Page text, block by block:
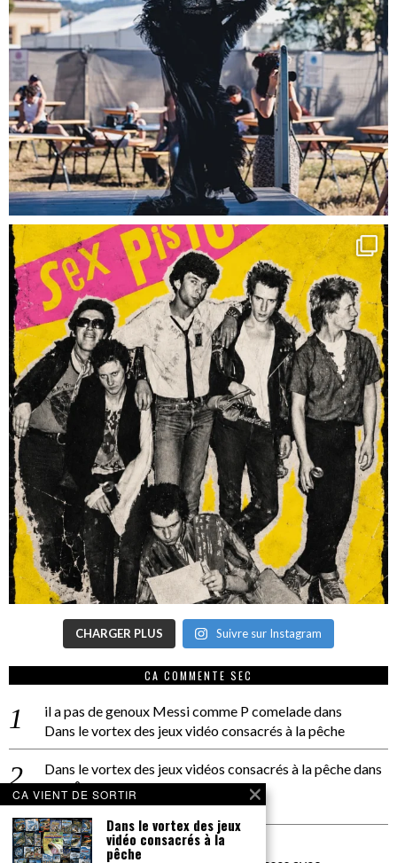
CHARGER PLUS Suivre sur Instagram
CA COMMENTE SEC
il a pas de genoux Messi comme P comeladedans
Dans le vortex des jeux vidéo consacrés à la pêche
Dans le vortex des jeux vidéos consacrés à la pêchedans
PACÔME THIELLEMENT
La séance d’Hip Gnose
La Patrie
dans
CA VIENT DE SORTIR
Dans le vortex des jeux
vidéo consacrés à la
pêche